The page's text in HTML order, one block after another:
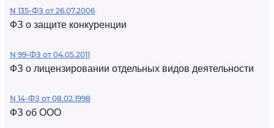
N 135-ФЗ от 26.07.2006
ФЗ о защите конкуренции
N 99-ФЗ от 04.05.2011
ФЗ о лицензировании отдельных видов деятельности
N 14-ФЗ от 08.02.1998
ФЗ об ООО